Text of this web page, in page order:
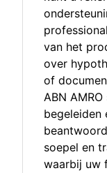
van het
over
of
ABN
begeleiden
soepel en
waarbij uw